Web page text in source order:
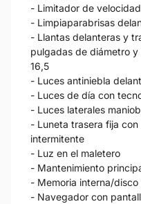
- Limitador de velocidad
- Limpiaparabrisas
- Llantas delanteras y
pulgadas de diámetro
16,5
- Luces antiniebla
- Luces de día con
- Luces laterales
- Luneta trasera fija
intermitente
- Luz en el maletero
- Mantenimiento
- Memoria interna/disco
- Navegador con